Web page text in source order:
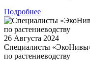
Подробнее
26 Августа 2024
Специалисты «ЭкоНивы»
по растениеводству